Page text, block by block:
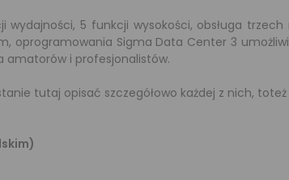
5 funkcji wysokości, obsługa trzech
Sigma Data Center 3
amatorów i profesjonalistów.
tutaj opisać szczegółowo każdej z nich,